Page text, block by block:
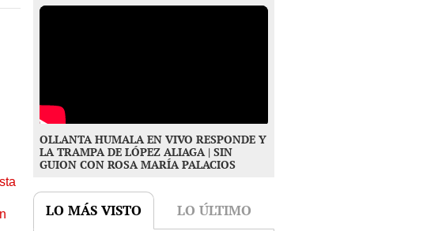
OLLANTA HUMALA EN VIVO RESPONDE Y
LA TRAMPA DE LÓPEZ ALIAGA | SIN
GUION CON ROSA MARÍA PALACIOS
LO MÁS VISTO